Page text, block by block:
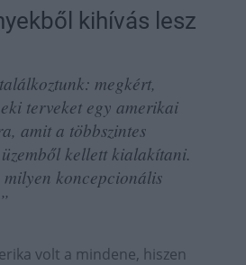
kihívás lesz
megkért,
terveket egy amerikai
amit a többszintes
üzemből kellett kialakítani.
koncepcionális
volt a mindene, hiszen